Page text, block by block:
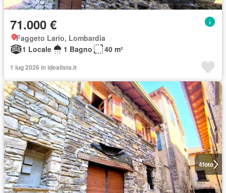
71.000 €
Faggeto Lario, Lombardia
1 Locale
1 Bagno 40 m²
1 lug 2026 in idealista.it
4foto